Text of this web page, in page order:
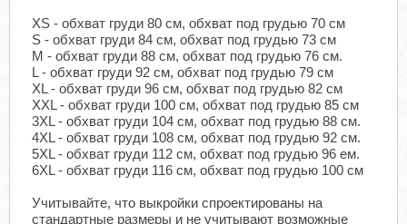
XS - обхват груди 80 см, обхват под грудью 70 см
S - обхват груди 84 см, обхват под грудью 73 см
M - обхват груди 88 см, обхват под грудью 76 см.
L - обхват груди 92 см, обхват под грудью 79 см
XL - обхват груди 96 см, обхват под грудью 82 см
XXL - обхват груди 100 см, обхват под грудью 85 см
3XL - обхват груди 104 см, обхват под грудью 88 см.
4XL - обхват груди 108 см, обхват под грудью 92 см.
5XL - обхват груди 112 см, обхват под грудью 96 ем.
6XL - обхват груди 116 см, обхват под грудью 100 см
Учитывайте, что выкройки спроектированы на
стандартные размеры и не учитывают возможные